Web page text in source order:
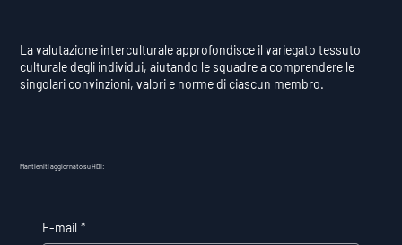
La valutazione interculturale approfondisce il variegato tessuto
culturale degli individui, aiutando le squadre a comprendere le
singolari convinzioni, valori e norme di ciascun membro.
Mantieniti aggiornato su HDI:
E-mail *